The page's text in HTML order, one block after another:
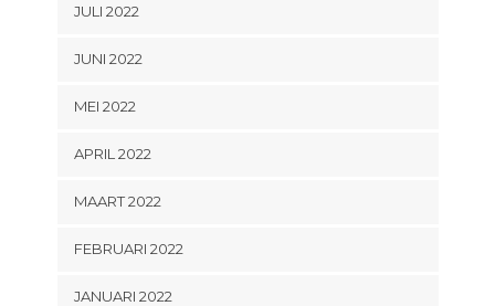
JULI 2022
JUNI 2022
MEI 2022
APRIL 2022
MAART 2022
FEBRUARI 2022
JANUARI 2022